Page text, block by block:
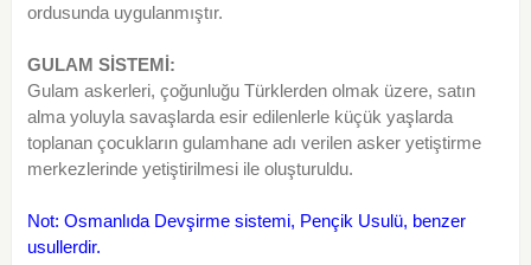
ordusunda uygulanmıştır.
GULAM SİSTEMİ:
Gulam askerleri, çoğunluğu Türklerden olmak üzere, satın
alma yoluyla savaşlarda esir edilenlerle küçük yaşlarda
toplanan çocukların gulamhane adı verilen asker yetiştirme
merkezlerinde yetiştirilmesi ile oluşturuldu.
Not: Osmanlıda Devşirme sistemi, Pençik Usulü, benzer
usullerdir.